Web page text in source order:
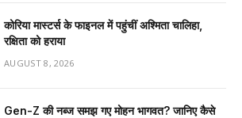
कोरिया मास्टर्स के फाइनल में पहुंचीं अश्मिता चालिहा,
रक्षिता को हराया
AUGUST 8, 2026
Gen-Z की नब्ज समझ गए मोहन भागवत? जानिए कैसे